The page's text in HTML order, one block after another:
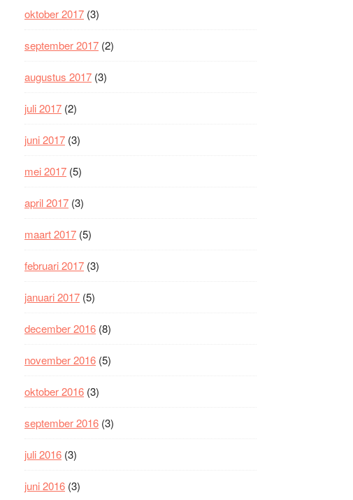
oktober 2017 (3)
september 2017 (2)
augustus 2017 (3)
juli 2017 (2)
juni 2017 (3)
mei 2017 (5)
april 2017 (3)
maart 2017 (5)
februari 2017 (3)
januari 2017 (5)
december 2016 (8)
november 2016 (5)
oktober 2016 (3)
september 2016 (3)
juli 2016 (3)
juni 2016 (3)